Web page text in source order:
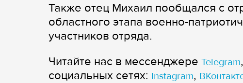
Также отец Михаил ​пообщался​ с
областного этапа военно-
участников отряда.
Читайте нас в мессенджере Telegram
cоциальных сетях: Instagram,